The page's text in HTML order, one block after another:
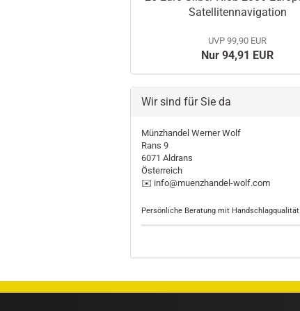
Satellitennavigation
UVP 99,90 EUR
Nur 94,91 EUR
Wir sind für Sie da
Münzhandel Werner Wolf
Rans 9
6071 Aldrans
Österreich
✉️ info@muenzhandel-wolf.com
Persönliche Beratung mit Handschlagqualität